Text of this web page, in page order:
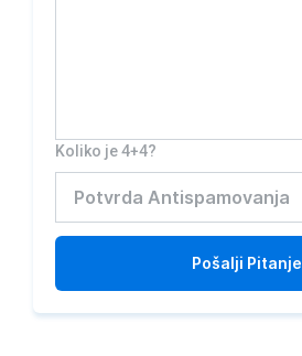
Koliko je 4+4?
Pošalji Pitanje